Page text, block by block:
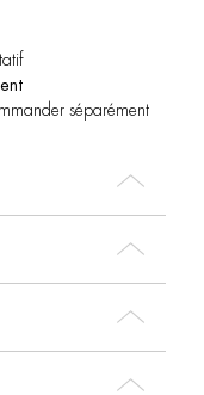
séparément